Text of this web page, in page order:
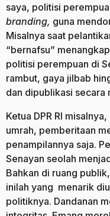
saya, politisi
branding, guna
Misalnya saat
“bernafsu”
politisi perempuan di
rambut, gaya jilbab
dan dipublikasi secara
Ketua DPR RI
umrah, pemberitaan
penampilannya saja.
Senayan seolah
Bahkan di ruang
inilah yang menarik
politiknya. Dandanan